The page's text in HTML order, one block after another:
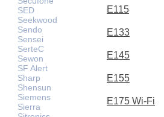
SED
Seekwood
Sendo
Sensei
SerteC
Sewon
SF Alert
Sharp
Shensun
Siemens
Sierra
E115
E133
E145
E155
E175 Wi-Fi